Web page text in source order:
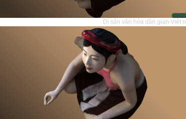
Di sản văn hóa dân gian Việt